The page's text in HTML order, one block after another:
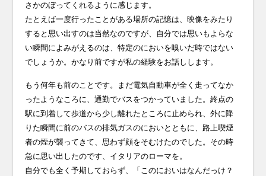
さかのぼってくれるように感じます。
たとえば一度行ったことがある場所の記憶は、映像をみたり
すると思い出すのは当然なのですが、自分では思いもよらな
い瞬間によみがえるのは、特定のにおいを嗅いだ時ではない
でしょうか。かなり前ですが私の経験をお話しします。
もう何年も前のことです。まだ電気自動車が全く走ってなか
ったようなころに、通勤でバスをつかっていました。終点の
駅に到着して歩道から少し離れたところに止められ、外に降
りた瞬間に前のバスの排気ガスのにおいとともに、路上喫煙
者の煙が襲ってきて、思わず顔をそむけたのでした。その時
急に思い出したのです、イタリアのローマを。
自分でも全く予期しておらず、「このにおいはなんだっけ？